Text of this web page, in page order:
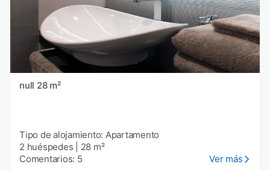
null 28 m²
Tipo de alojamiento: Apartamento
2 huéspedes
28 m²
Comentarios: 5
Ver más